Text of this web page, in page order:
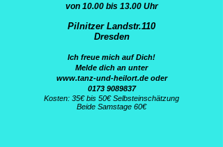
von 10.00 bis 13.00 Uhr
Pilnitzer Landstr.110
Dresden
Ich freue mich auf Dich!
Melde dich an unter
www.tanz-und-heilort.deoder
0173 9089837
Kosten: 35€ bis 50€ Selbsteinschätzung
Beide Samstage 60€